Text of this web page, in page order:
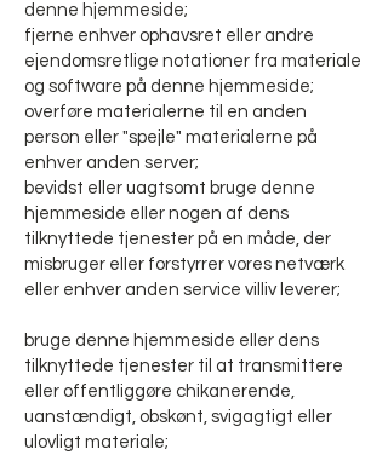
denne hjemmeside;
fjerne enhver ophavsret eller andre
ejendomsretlige notationer fra materiale
og software på denne hjemmeside;
overføre materialerne til en anden
person eller "spejle" materialerne på
enhver anden server;
bevidst eller uagtsomt bruge denne
hjemmeside eller nogen af dens
tilknyttede tjenester på en måde, der
misbruger eller forstyrrer vores netværk
eller enhver anden service villiv leverer;
bruge denne hjemmeside eller dens
tilknyttede tjenester til at transmittere
eller offentliggøre chikanerende,
uanstændigt, obskønt, svigagtigt eller
ulovligt materiale;